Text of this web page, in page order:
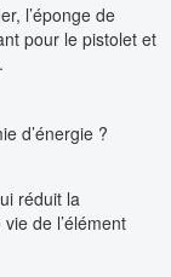
l’éponge de
pour le pistolet et
d’énergie ?
réduit la
de l’élément